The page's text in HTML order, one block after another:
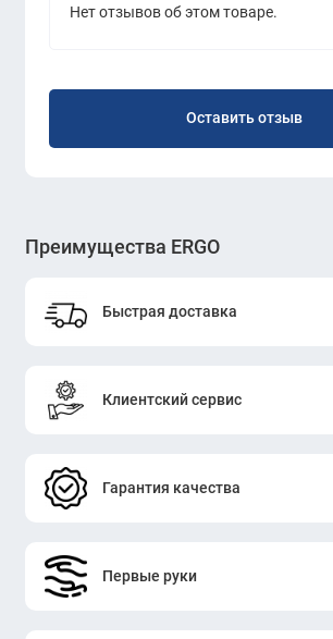
Нет отзывов об этом товаре.
Оставить отзыв
Преимущества ERGO
Быстрая доставка
Клиентский сервис
Гарантия качества
Первые руки